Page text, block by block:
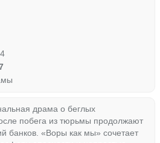
драма о беглых
побега из тюрьмы продолжают
банков. «Воры как мы» сочетает